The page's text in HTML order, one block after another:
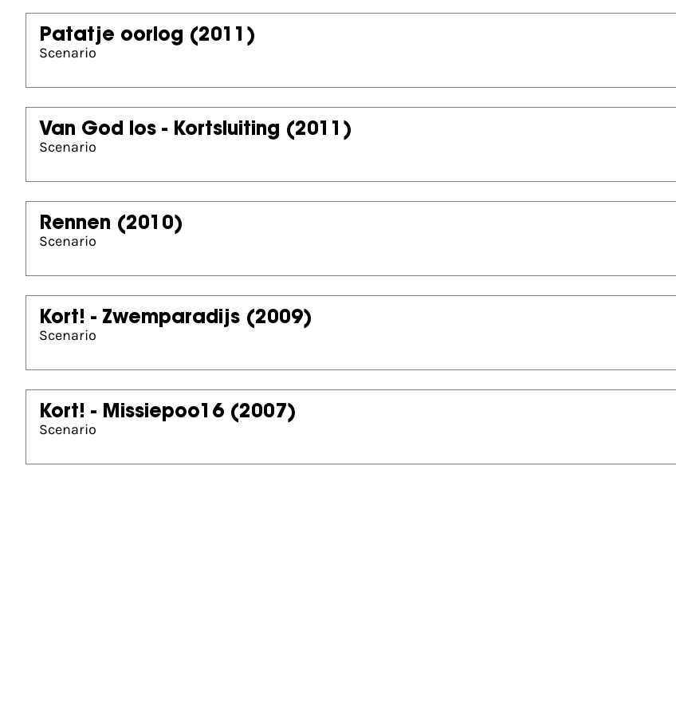
Patatje oorlog (2011)
Scenario
Van God los - Kortsluiting (2011)
Scenario
Rennen (2010)
Scenario
Kort! - Zwemparadijs (2009)
Scenario
Kort! - Missiepoo16 (2007)
Scenario